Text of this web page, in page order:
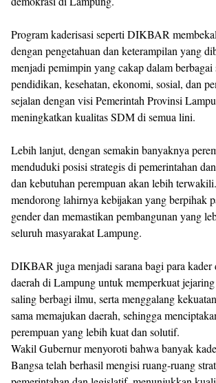
Program kaderisasi seperti DIKBAR
dengan pengetahuan dan keterampilan yang
menjadi pemimpin yang cakap dalam berbagai
pendidikan, kesehatan, ekonomi, sosial, dan
sejalan dengan visi Pemerintah Provinsi
meningkatkan kualitas SDM di semua lini.
Lebih lanjut, dengan semakin banyaknya
menduduki posisi strategis di pemerintahan
dan kebutuhan perempuan akan lebih
mendorong lahirnya kebijakan yang berpihak
gender dan memastikan pembangunan yang
seluruh masyarakat Lampung.
DIKBAR juga menjadi sarana bagi para kader
daerah di Lampung untuk memperkuat
saling berbagi ilmu, serta menggalang
sama memajukan daerah, sehingga
perempuan yang lebih kuat dan solutif.
Wakil Gubernur menyoroti bahwa banyak
Bangsa telah berhasil mengisi ruang-ruang